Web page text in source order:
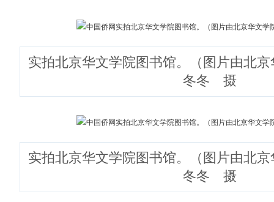
实拍北京华文学院图书馆。（图片由北
冬冬 摄
实拍北京华文学院图书馆。（图片由北
冬冬 摄